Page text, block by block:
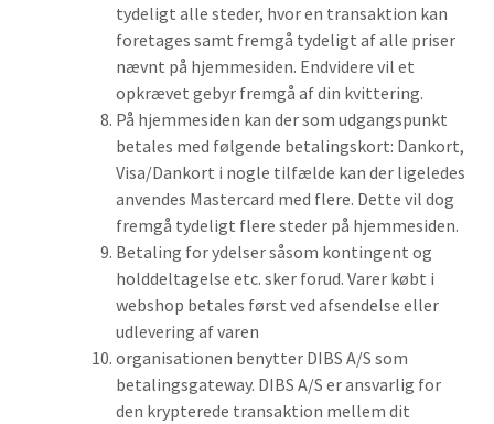
tydeligt alle steder, hvor en transaktion kan
foretages samt fremgå tydeligt af alle priser
nævnt på hjemmesiden. Endvidere vil et
opkrævet gebyr fremgå af din kvittering.
På hjemmesiden kan der som udgangspunkt
betales med følgende betalingskort: Dankort,
Visa/Dankort i nogle tilfælde kan der ligeledes
anvendes Mastercard med flere. Dette vil dog
fremgå tydeligt flere steder på hjemmesiden.
Betaling for ydelser såsom kontingent og
holddeltagelse etc. sker forud. Varer købt i
webshop betales først ved afsendelse eller
udlevering af varen
organisationen benytter DIBS A/S som
betalingsgateway. DIBS A/S er ansvarlig for
den krypterede transaktion mellem dit